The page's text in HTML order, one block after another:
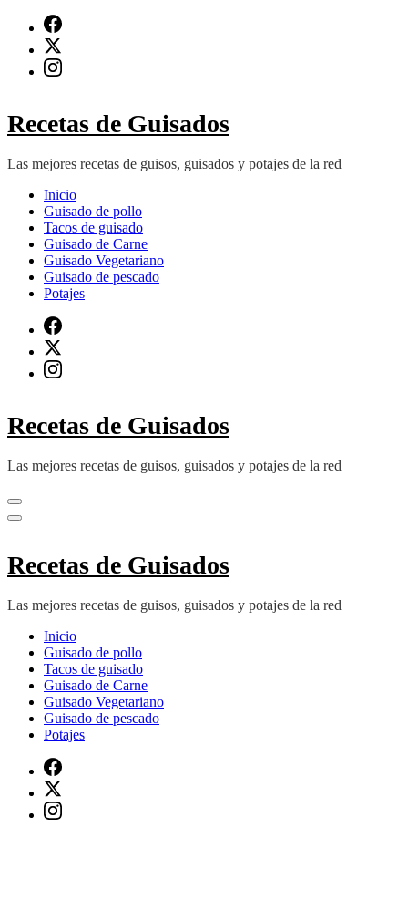
contenido
(presiona
Recetas de Guisados
Las mejores recetas de guisos, guisados y potajes de la red
Inicio
Guisado de pollo
Tacos de guisado
Guisado de Carne
Guisado Vegetariano
Guisado de pescado
Potajes
Recetas de Guisados
Las mejores recetas de guisos, guisados y potajes de la red
Recetas de Guisados
Las mejores recetas de guisos, guisados y potajes de la red
Inicio
Guisado de pollo
Tacos de guisado
Guisado de Carne
Guisado Vegetariano
Guisado de pescado
Potajes